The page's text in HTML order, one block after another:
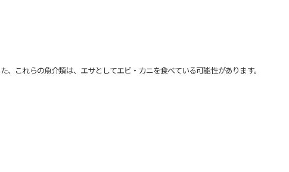
これらの魚介類は、エサとしてエビ・カニを食べている可能性があります。